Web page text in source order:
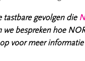
tastbare gevolgen die
bespreken hoe
voor meer